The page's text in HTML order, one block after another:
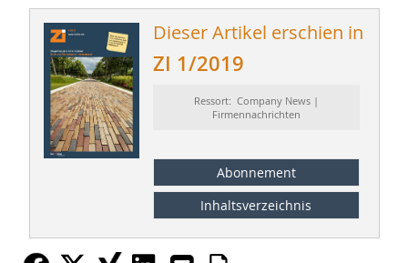
Dieser Artikel erschien in
ZI 1/2019
Ressort: Company News |
Firmennachrichten
Abonnement
Inhaltsverzeichnis